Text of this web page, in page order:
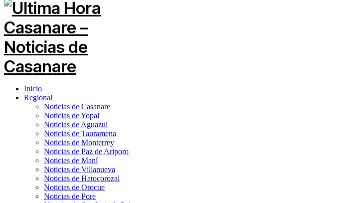
Inicio
Regional
Noticias de Casanare
Noticias de Yopal
Noticias de Aguazul
Noticias de Tauramena
Noticias de Monterrey
Noticias de Paz de Ariporo
Noticias de Maní
Noticias de Villanueva
Noticias de Hatocorozal
Noticias de Orocue
Noticias de Pore